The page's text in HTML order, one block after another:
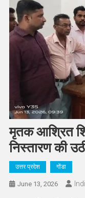
मृतक आश्रित
निस्तारण की
उत्तर प्रदेश गोंडा
June 13, 2026